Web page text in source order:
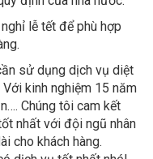
lễ tết để phù hợp
sử dụng dịch vụ diệt
kinh nghiệm 15 năm
Chúng tôi cam kết
nhất với đội ngũ nhân
cho khách hàng.
dịch vụ tốt nhất nhé!